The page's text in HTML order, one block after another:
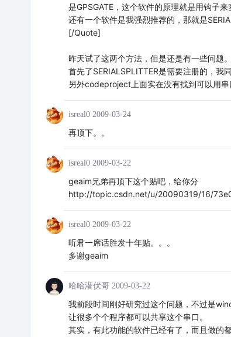
是GPSGATE，这个软件的原理就是用钩子
还有一个软件是我强烈推荐的，那就是
[/Quote]
昨天试了这两个方法，但是还是有一些问题。
首先了SERIALSPLITTER是需要注册的，我
另外codeproject上面实在没有找到可以用
isreal0 2009-03-24
再顶下。。
isreal0 2009-03-22
geaim兄弟再顶下这个贴吧，给你分
http://topic.csdn.net/u/20090319/16/
isreal0 2009-03-22
听君一席话胜发十年贴。。。
多谢geaim
哈哈潜伏哥 2009-03-22
我前段时间刚好研究过这个问题，不过是
让很多个个程序都可以共享这个串口。
其实，有此功能的软件已经有了，而且做的